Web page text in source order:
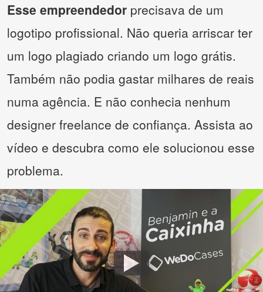
Esse empreendedor precisava de um
logotipo profissional. Não queria arriscar ter
um logo plagiado criando um logo grátis.
Também não podia gastar milhares de reais
numa agência. E não conhecia nenhum
designer freelance de confiança. Assista ao
vídeo e descubra como ele solucionou esse
problema.